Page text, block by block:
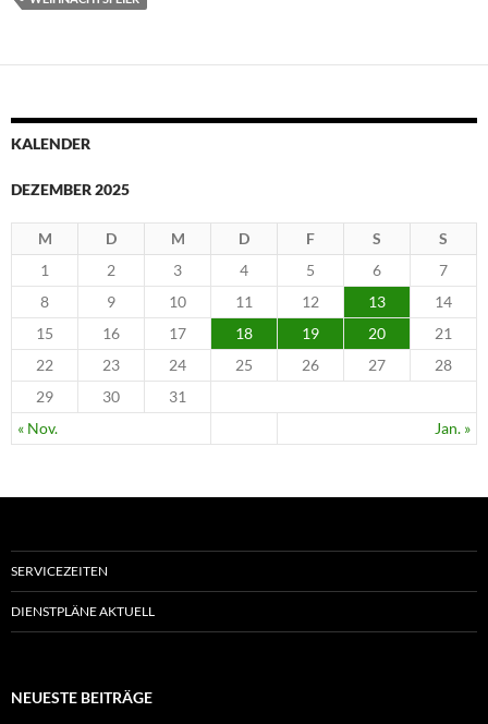
KALENDER
DEZEMBER 2025
M D M D F S S
« Nov. Jan. »
1 2 3 4 5 6
7
8
9 10 11 12 13
14
15
16 17 18 19 20
21
22
23 24 25 26 27
28
29
30 31
SERVICEZEITEN
DIENSTPLÄNE AKTUELL
NEUESTE BEITRÄGE